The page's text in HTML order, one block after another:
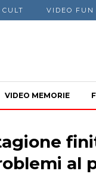
VIDEO FUN
VIDEO MEMORIE
al